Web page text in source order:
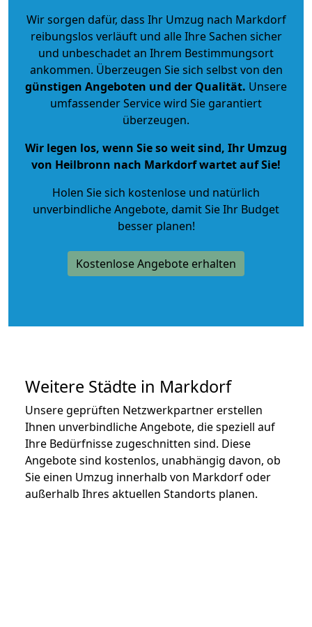
Wir sorgen dafür, dass Ihr Umzug nach Markdorf
reibungslos verläuft und alle Ihre Sachen sicher
und unbeschadet an Ihrem Bestimmungsort
ankommen. Überzeugen Sie sich selbst von den
günstigen Angeboten und der Qualität. Unsere
umfassender Service wird Sie garantiert
überzeugen.
Wir legen los, wenn Sie so weit sind, Ihr Umzug
von Heilbronn nach Markdorf wartet auf Sie!
Holen Sie sich kostenlose und natürlich
unverbindliche Angebote, damit Sie Ihr Budget
besser planen!
Kostenlose Angebote erhalten
Weitere Städte in Markdorf
Unsere geprüften Netzwerkpartner erstellen
Ihnen unverbindliche Angebote, die speziell auf
Ihre Bedürfnisse zugeschnitten sind. Diese
Angebote sind kostenlos, unabhängig davon, ob
Sie einen Umzug innerhalb von Markdorf oder
außerhalb Ihres aktuellen Standorts planen.